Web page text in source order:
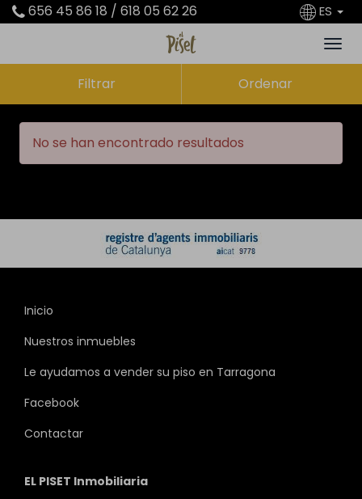
656 45 86 18 / 618 05 62 26 ES
Filtrar Ordenar
No se han encontrado resultados
Inicio
Nuestros inmuebles
Le ayudamos a vender su piso en Tarragona
Facebook
Contactar
EL PISET Inmobiliaria